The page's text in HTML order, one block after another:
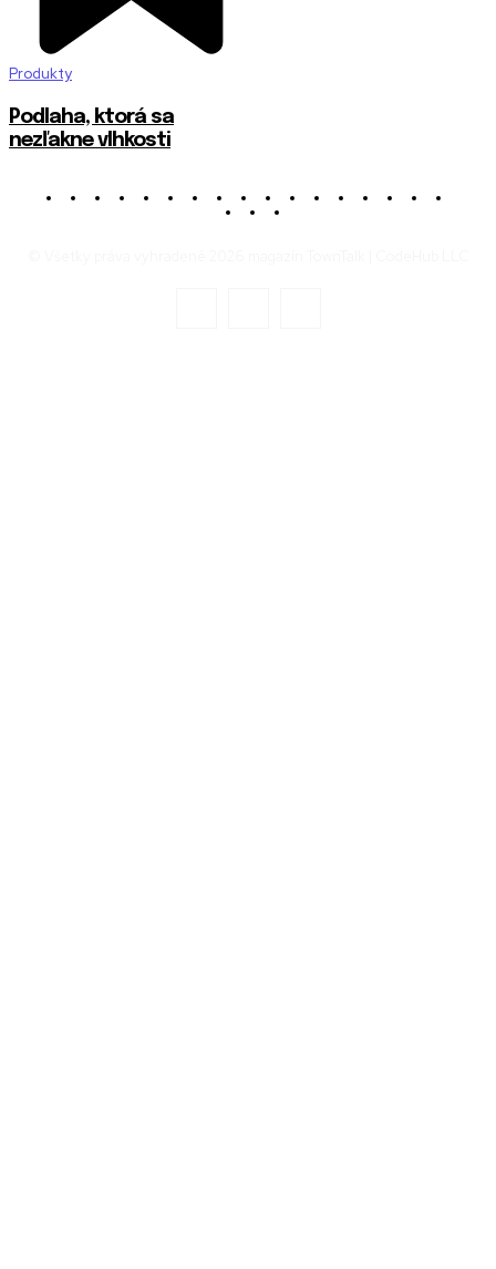
Produkty
Podlaha, ktorá sa
nezľakne vlhkosti